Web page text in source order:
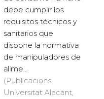
debe cumplir los
requisitos técnicos y
sanitarios que
dispone la normativa
de manipuladores de
alime...
(Publicacions
Universitat Alacant,